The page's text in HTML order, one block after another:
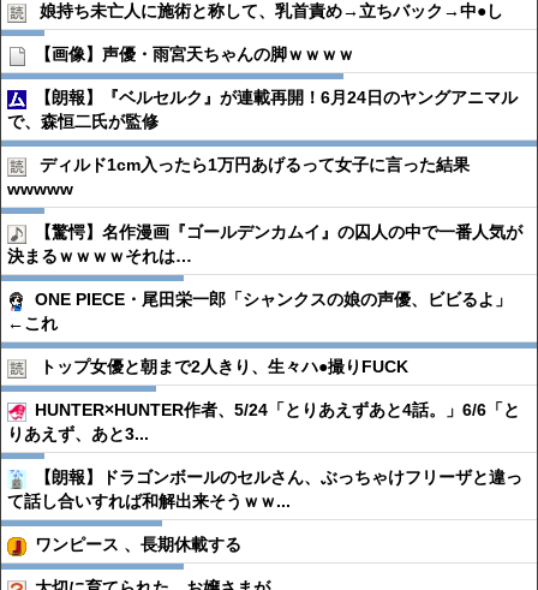
娘持ち未亡人に施術と称して、乳首責め→立ちバック→中●︎し
【画像】声優・雨宮天ちゃんの脚ｗｗｗｗ
【朗報】『ベルセルク』が連載再開！6月24日のヤングアニマル
で、森恒二氏が監修
ディルド1cm入ったら1万円あげるって女子に言った結果
wwwww
【驚愕】名作漫画『ゴールデンカムイ』の囚人の中で一番人気が
決まるｗｗｗｗそれは…
ONE PIECE・尾田栄一郎「シャンクスの娘の声優、ビビるよ」
←これ
トップ女優と朝まで2人きり、生々ハ●︎撮りFUCK
HUNTER×HUNTER作者、5/24「とりあえずあと4話。」6/6「と
りあえず、あと3...
【朗報】ドラゴンボールのセルさん、ぶっちゃけフリーザと違っ
て話し合いすれば和解出来そうｗｗ...
ワンピース 、長期休載する